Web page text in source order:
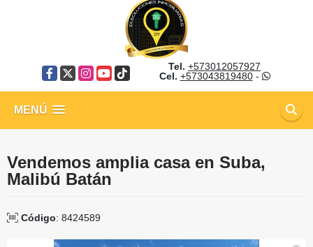
Facebook
X Instagram
YouTube
TikTok
Tel. +573012057927
Cel. +573043819480-
MENÚ
Vendemos amplia casa en Suba,
Malibú Batán
Código: 8424589